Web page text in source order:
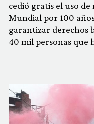
cedió gratis el uso
Mundial por 100
garantizar derechos
40 mil personas que